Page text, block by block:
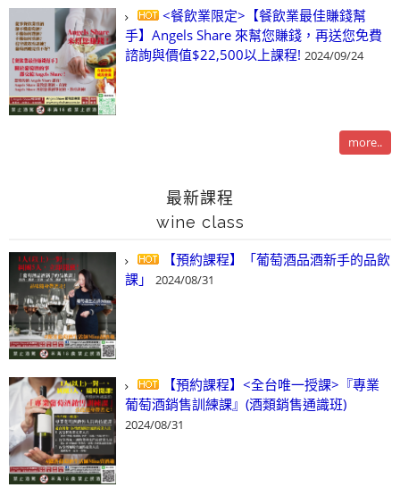
<餐飲業限定>【餐飲業最佳賺錢幫
手】Angels Share 來幫您賺錢，再送您免費
諮詢與價值$22,500以上課程! 2024/09/24
more..
最新課程
wine class
【預約課程】「葡萄酒品酒新手的品飲
課」
2024/08/31
【預約課程】<全台唯一授課>『專業
葡萄酒銷售訓練課』(酒類銷售通識班)
2024/08/31